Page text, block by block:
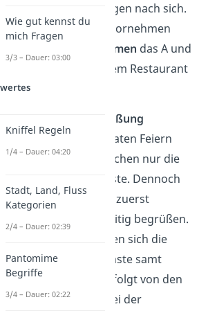
hinterlassen, zieht Folgen nach sich.
Auch allgemein beim vornehmen
gutes Benehmen das A und
O, um nicht gar aus dem Restaurant
zu werden.
Die richtige Begrüßung
Anders als bei privaten Feiern
zählt im Geschäftlichen nur die
der Gäste. Dennoch
sollten sich immer zuerst
Bekannte gegenseitig begrüßen.
Anschließend stellen sich die
„rangniederen“ Gäste samt
Begleitung vor, gefolgt von den
„Ranghöheren“. Bei der
Wie gut kennst du
mich Fragen
3/3 – Dauer: 03:00
Kniffel Regeln
1/4 – Dauer: 04:20
Stadt, Land, Fluss
Kategorien
2/4 – Dauer: 02:39
Pantomime
Begriffe
3/4 – Dauer: 02:22